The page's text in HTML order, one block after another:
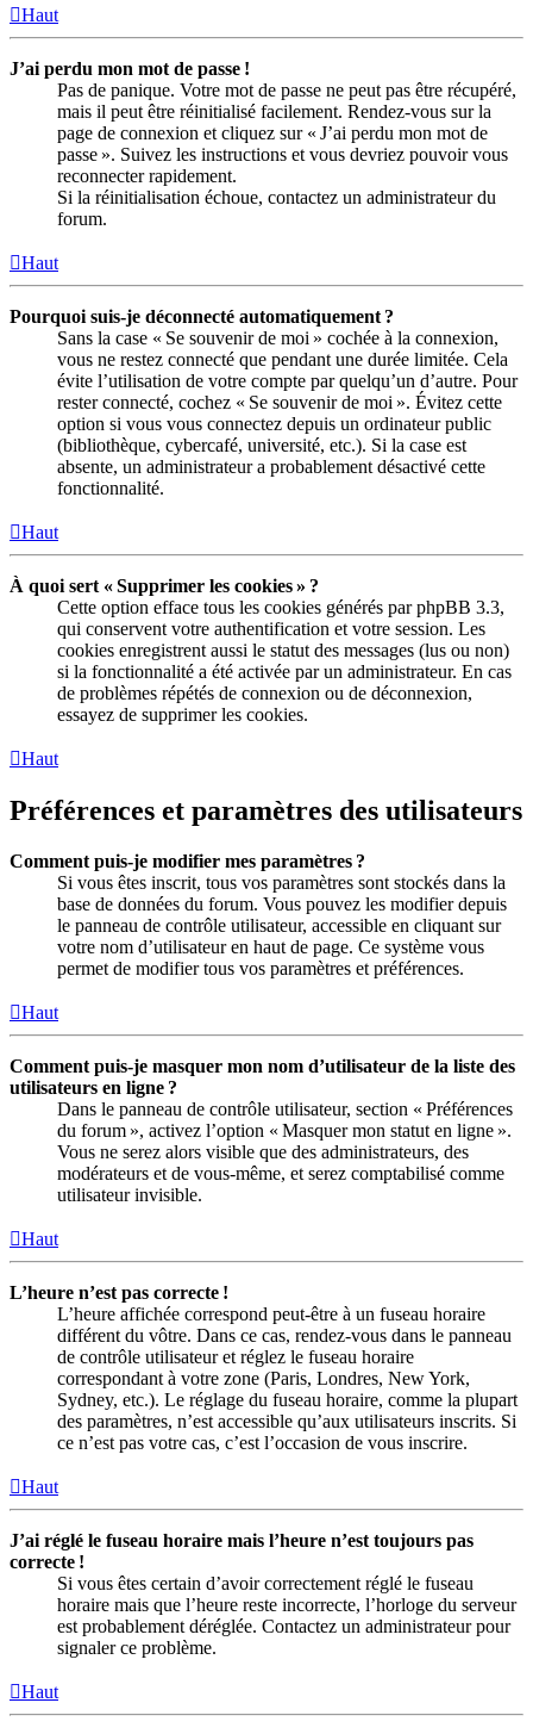
Haut
J’ai perdu mon mot de passe !
Pas de panique. Votre mot de passe ne peut pas être récupéré,
mais il peut être réinitialisé facilement. Rendez-vous sur la
page de connexion et cliquez sur « J’ai perdu mon mot de
passe ». Suivez les instructions et vous devriez pouvoir vous
reconnecter rapidement.
Si la réinitialisation échoue, contactez un administrateur du
forum.
Haut
Pourquoi suis-je déconnecté automatiquement ?
Sans la case « Se souvenir de moi » cochée à la connexion,
vous ne restez connecté que pendant une durée limitée. Cela
évite l’utilisation de votre compte par quelqu’un d’autre. Pour
rester connecté, cochez « Se souvenir de moi ». Évitez cette
option si vous vous connectez depuis un ordinateur public
(bibliothèque, cybercafé, université, etc.). Si la case est
absente, un administrateur a probablement désactivé cette
fonctionnalité.
Haut
À quoi sert « Supprimer les cookies » ?
Cette option efface tous les cookies générés par phpBB 3.3,
qui conservent votre authentification et votre session. Les
cookies enregistrent aussi le statut des messages (lus ou non)
si la fonctionnalité a été activée par un administrateur. En cas
de problèmes répétés de connexion ou de déconnexion,
essayez de supprimer les cookies.
Haut
Préférences et paramètres des utilisateurs
Comment puis-je modifier mes paramètres ?
Si vous êtes inscrit, tous vos paramètres sont stockés dans la
base de données du forum. Vous pouvez les modifier depuis
le panneau de contrôle utilisateur, accessible en cliquant sur
votre nom d’utilisateur en haut de page. Ce système vous
permet de modifier tous vos paramètres et préférences.
Haut
Comment puis-je masquer mon nom d’utilisateur de la liste des
utilisateurs en ligne ?
Dans le panneau de contrôle utilisateur, section « Préférences
du forum », activez l’option « Masquer mon statut en ligne ».
Vous ne serez alors visible que des administrateurs, des
modérateurs et de vous-même, et serez comptabilisé comme
utilisateur invisible.
Haut
L’heure n’est pas correcte !
L’heure affichée correspond peut-être à un fuseau horaire
différent du vôtre. Dans ce cas, rendez-vous dans le panneau
de contrôle utilisateur et réglez le fuseau horaire
correspondant à votre zone (Paris, Londres, New York,
Sydney, etc.). Le réglage du fuseau horaire, comme la plupart
des paramètres, n’est accessible qu’aux utilisateurs inscrits. Si
ce n’est pas votre cas, c’est l’occasion de vous inscrire.
Haut
J’ai réglé le fuseau horaire mais l’heure n’est toujours pas
correcte !
Si vous êtes certain d’avoir correctement réglé le fuseau
horaire mais que l’heure reste incorrecte, l’horloge du serveur
est probablement déréglée. Contactez un administrateur pour
signaler ce problème.
Haut